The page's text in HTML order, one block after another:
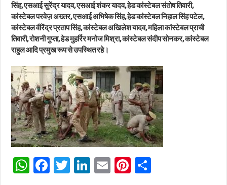
सिंह, एसआई सुरेंद्र यादव, एसआई शंकर यादव, हेड कांस्टेबल संतोष तिवारी,
कांस्टेबल परवेज़ अख्तर, एसआई अभिषेक सिंह, हेड कांस्टेबल निहाल सिंह पटेल,
कांस्टेबल वीरेंद्र प्रताप सिंह, कांस्टेबल अखिलेश यादव, महिला कांस्टेबल प्राची
तिवारी, रोशनी गुप्ता, हेड मुहर्रिर मनोज मिश्रा, कांस्टेबल संदीप सोनकर, कांस्टेबल
राहुल आदि प्रमुख रूप से उपस्थित रहे।
W Fa T Li E Pi